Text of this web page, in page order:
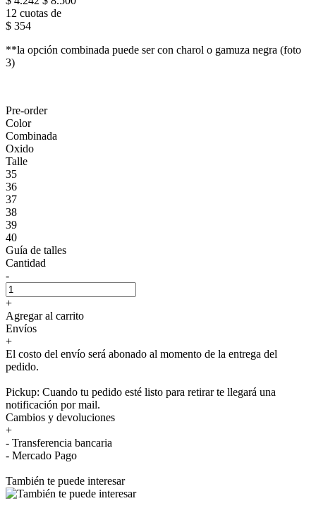
12 cuotas de
$ 354
**la opción combinada puede ser con charol o gamuza negra (foto
3)
Pre-order
Color
Combinada
Oxido
Talle
35
36
37
38
39
40
Guía de talles
Cantidad
-
+
Agregar al carrito
Envíos
+
El costo del envío será abonado al momento de la entrega del
pedido.
Pickup: Cuando tu pedido esté listo para retirar te llegará una
notificación por mail.
Cambios y devoluciones
+
- Transferencia bancaria
- Mercado Pago
También te puede interesar